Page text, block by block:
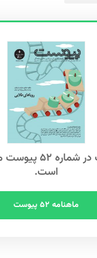
این مطلب در
است.
ماهنامه ۵۲ پیوست